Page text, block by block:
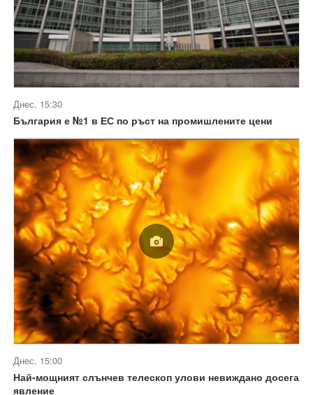
Днес, 15:30
България е №1 в ЕС по ръст на промишлените цени
Днес, 15:00
Най-мощният слънчев телескоп улови невиждано досега
явление